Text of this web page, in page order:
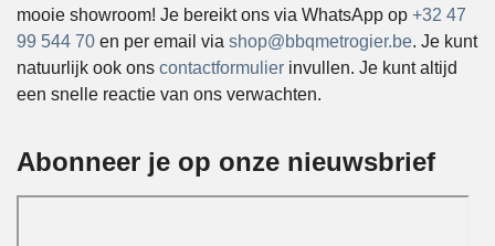
mooie showroom! Je bereikt ons via WhatsApp op +32 47
99 544 70 en per email via shop@bbqmetrogier.be. Je kunt
natuurlijk ook ons contactformulier invullen. Je kunt altijd
een snelle reactie van ons verwachten.
Abonneer je op onze nieuwsbrief